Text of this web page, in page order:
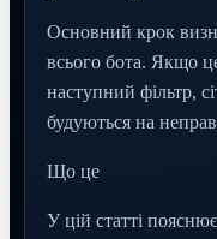
Основний крок
всього бота. Якщо
наступний фільтр,
будуються на
Що це
У цій статті